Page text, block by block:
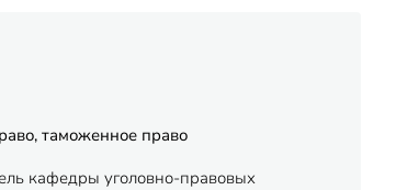
таможенное право
кафедры уголовно-правовых